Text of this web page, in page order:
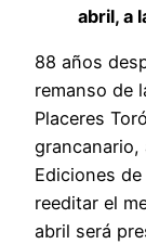
abril, a
88 años
remanso de
Placeres
grancanario,
Ediciones
reeditar el
abril será